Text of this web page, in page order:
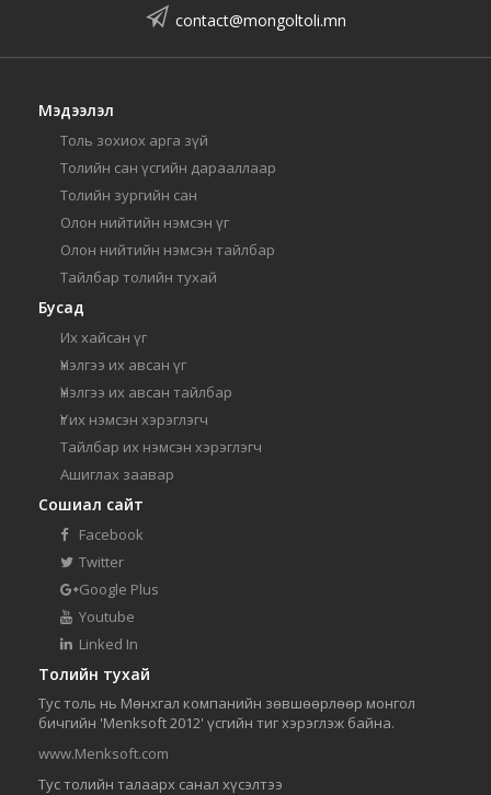
contact@mongoltoli.mn
Мэдээлэл
Толь зохиох арга зүй
Толийн сан үсгийн дарааллаар
Толийн зургийн сан
Олон нийтийн нэмсэн үг
Олон нийтийн нэмсэн тайлбар
Тайлбар толийн тухай
Бусад
Их хайсан үг
Үнэлгээ их авсан үг
Үнэлгээ их авсан тайлбар
Үг их нэмсэн хэрэглэгч
Тайлбар их нэмсэн хэрэглэгч
Ашиглах заавар
Сошиал сайт
Facebook
Twitter
Google Plus
Youtube
Linked In
Толийн тухай
Тус толь нь Мөнхгал компанийн зөвшөөрлөөр монгол
бичгийн 'Menksoft 2012' үсгийн тиг хэрэглэж байна.
www.Menksoft.com
Тус толийн талаарх санал хүсэлтээ